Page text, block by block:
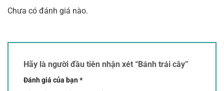
Chưa có đánh giá nào.
Hãy là người đầu tiên nhận xét “Bánh trái cây”
Đánh giá của bạn*